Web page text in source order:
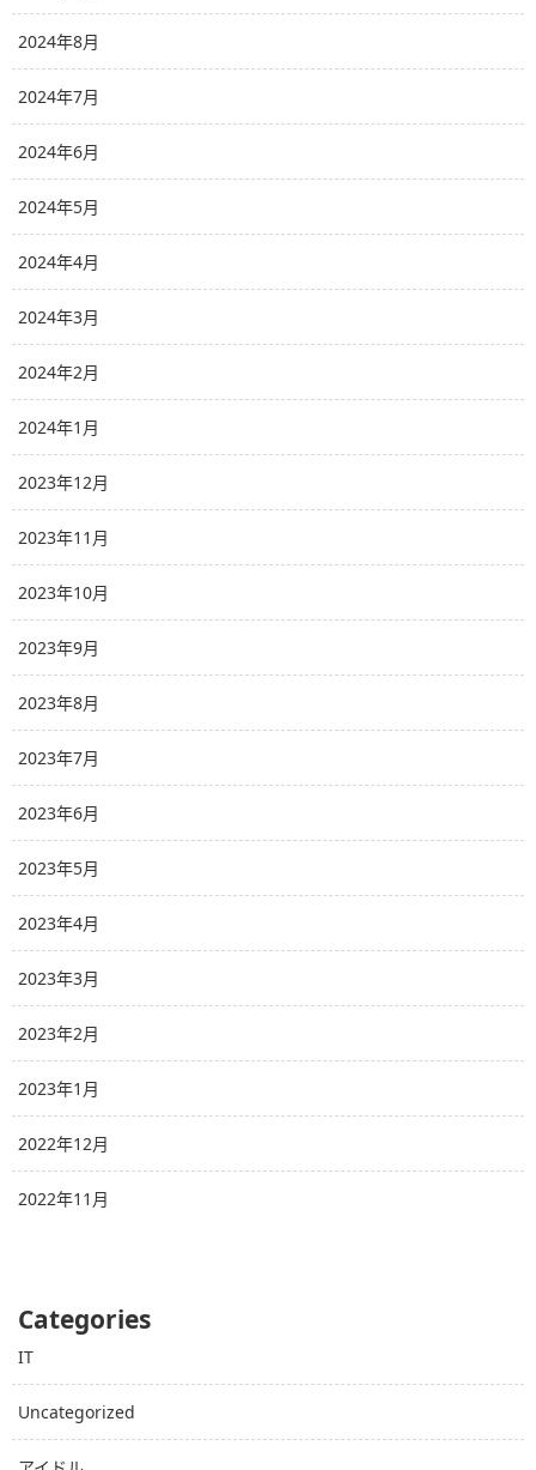
2024年8月
2024年7月
2024年6月
2024年5月
2024年4月
2024年3月
2024年2月
2024年1月
2023年12月
2023年11月
2023年10月
2023年9月
2023年8月
2023年7月
2023年6月
2023年5月
2023年4月
2023年3月
2023年2月
2023年1月
2022年12月
2022年11月
Categories
IT
Uncategorized